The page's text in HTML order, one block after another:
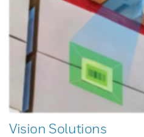
Vision Solutions